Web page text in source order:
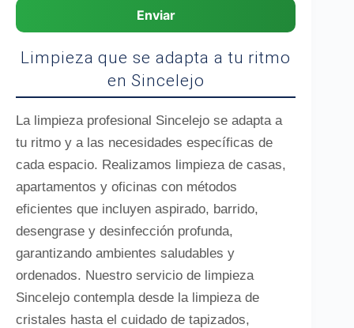
Enviar
Limpieza que se adapta a tu ritmo
en Sincelejo
La limpieza profesional Sincelejo se adapta a
tu ritmo y a las necesidades específicas de
cada espacio. Realizamos limpieza de casas,
apartamentos y oficinas con métodos
eficientes que incluyen aspirado, barrido,
desengrase y desinfección profunda,
garantizando ambientes saludables y
ordenados. Nuestro servicio de limpieza
Sincelejo contempla desde la limpieza de
cristales hasta el cuidado de tapizados,